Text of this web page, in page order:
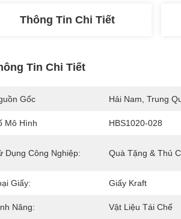
Thông Tin Chi Tiết
Tin Chi Tiết
Gốc Hải Nam, Trung
Mô Hình HBS1020-028
Dụng Công Nghiệp: Quà Tặng & Thủ
Giấy: Giấy Kraft
Năng: Vật Liệu Tái Chế